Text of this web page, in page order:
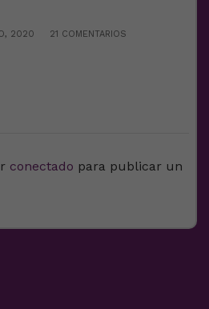
2020 21 COMENTARIOS
conectado para publicar un